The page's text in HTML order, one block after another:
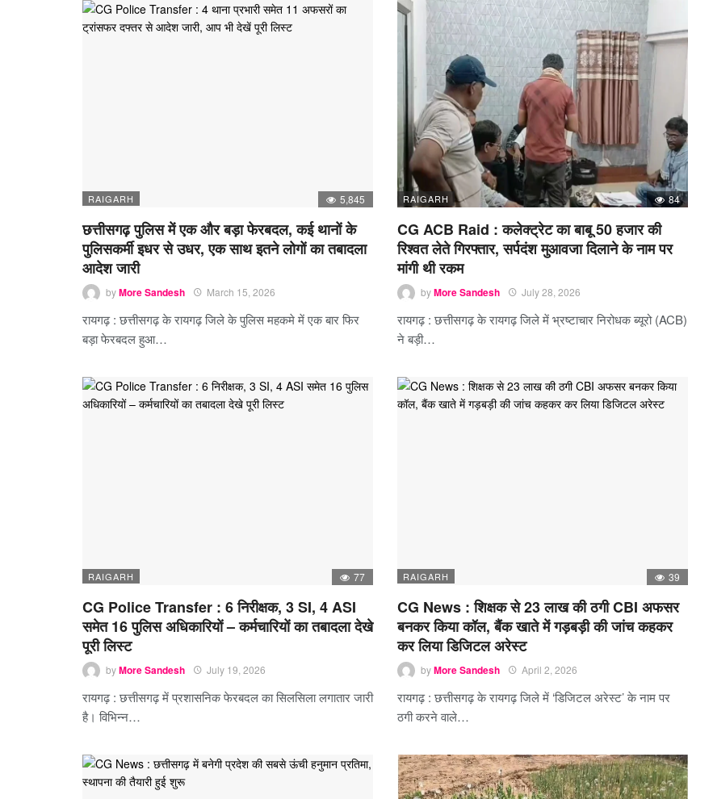
RAIGARH 5,845
छत्तीसगढ़ पुलिस में एक और बड़ा फेरबदल, कई थानों के
पुलिसकर्मी इधर से उधर, एक साथ इतने लोगों का तबादला
आदेश जारी
byMore Sandesh March 15, 2026
रायगढ़ : छत्तीसगढ़ के रायगढ़ जिले के पुलिस महकमे में एक बार फिर
बड़ा फेरबदल हुआ…
RAIGARH 84
CG ACB Raid : कलेक्ट्रेट का बाबू 50 हजार की
रिश्वत लेते गिरफ्तार, सर्पदंश मुआवजा दिलाने के नाम पर
मांगी थी रकम
byMore Sandesh July 28, 2026
रायगढ़ : छत्तीसगढ़ के रायगढ़ जिले में भ्रष्टाचार निरोधक ब्यूरो (ACB)
ने बड़ी…
RAIGARH 77
CG Police Transfer : 6 निरीक्षक, 3 SI, 4 ASI
समेत 16 पुलिस अधिकारियों – कर्मचारियों का तबादला देखे
पूरी लिस्ट
byMore Sandesh July 19, 2026
रायगढ़ : छत्तीसगढ़ में प्रशासनिक फेरबदल का सिलसिला लगातार जारी
है। विभिन्न…
RAIGARH 39
CG News : शिक्षक से 23 लाख की ठगी CBI अफसर
बनकर किया कॉल, बैंक खाते में गड़बड़ी की जांच कहकर
कर लिया डिजिटल अरेस्ट
byMore Sandesh April 2, 2026
रायगढ़ : छत्तीसगढ़ के रायगढ़ जिले में ‘डिजिटल अरेस्ट’ के नाम पर
ठगी करने वाले…